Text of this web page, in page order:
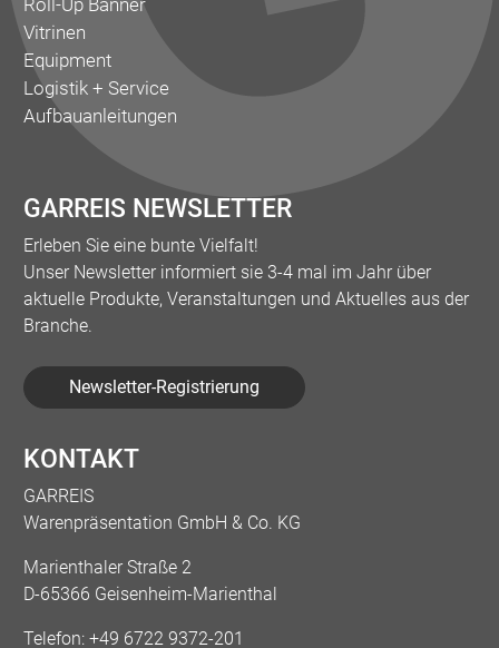
Vitrinen
Equipment
Logistik + Service
Aufbauanleitungen
GARREIS NEWSLETTER
Erleben Sie eine bunte Vielfalt!
Unser Newsletter informiert sie 3-4 mal im Jahr über
aktuelle Produkte, Veranstaltungen und Aktuelles aus der
Branche.
Newsletter-Registrierung
KONTAKT
GARREIS
Warenpräsentation GmbH & Co. KG
Marienthaler Straße 2
D-65366 Geisenheim-Marienthal
Telefon: +49 6722 9372-201